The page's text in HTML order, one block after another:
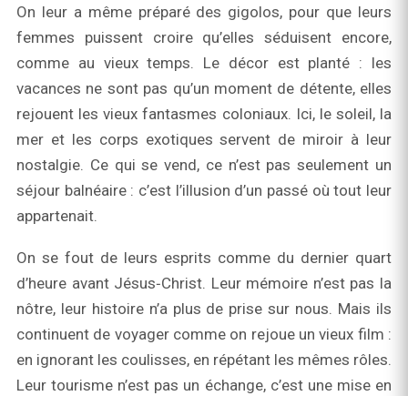
On leur a même préparé des gigolos, pour que leurs
femmes puissent croire qu’elles séduisent encore,
comme au vieux temps. Le décor est planté : les
vacances ne sont pas qu’un moment de détente, elles
rejouent les vieux fantasmes coloniaux. Ici, le soleil, la
mer et les corps exotiques servent de miroir à leur
nostalgie. Ce qui se vend, ce n’est pas seulement un
séjour balnéaire : c’est l’illusion d’un passé où tout leur
appartenait.
On se fout de leurs esprits comme du dernier quart
d’heure avant Jésus‑Christ. Leur mémoire n’est pas la
nôtre, leur histoire n’a plus de prise sur nous. Mais ils
continuent de voyager comme on rejoue un vieux film :
en ignorant les coulisses, en répétant les mêmes rôles.
Leur tourisme n’est pas un échange, c’est une mise en